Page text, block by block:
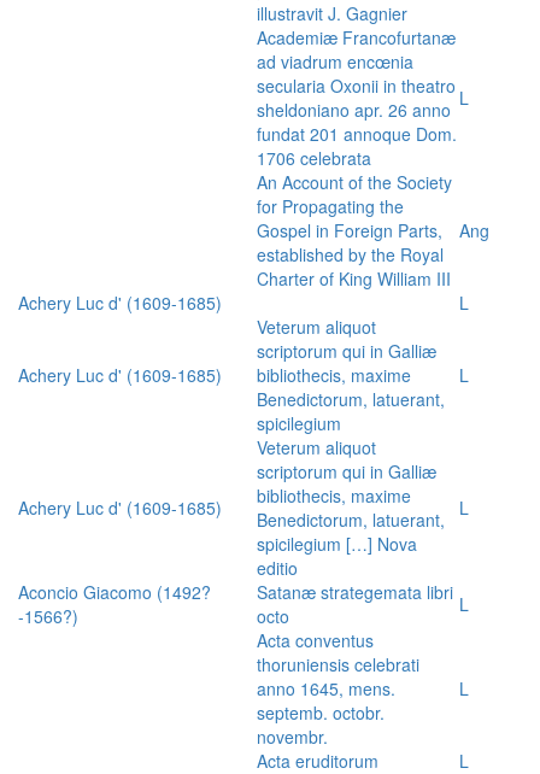
illustravit J. Gagnier
Academiæ Francofurtanæ
ad viadrum encœnia
secularia Oxonii in theatro
sheldoniano apr. 26 anno
fundat 201 annoque Dom.
1706 celebrata
L
An Account of the Society
for Propagating the
Gospel in Foreign Parts,
established by the Royal
Charter of King William III
Ang
Achery Luc d' (1609-1685) L
Achery Luc d' (1609-1685)
Veterum aliquot
scriptorum qui in Galliæ
bibliothecis, maxime
Benedictorum, latuerant,
spicilegium
L
Achery Luc d' (1609-1685)
Veterum aliquot
scriptorum qui in Galliæ
bibliothecis, maxime
Benedictorum, latuerant,
spicilegium […] Nova
editio
L
Aconcio Giacomo (1492?
-1566?)
Satanæ strategemata libri
octo
L
Acta conventus
thoruniensis celebrati
anno 1645, mens.
septemb. octobr.
novembr.
L
Acta eruditorum
L